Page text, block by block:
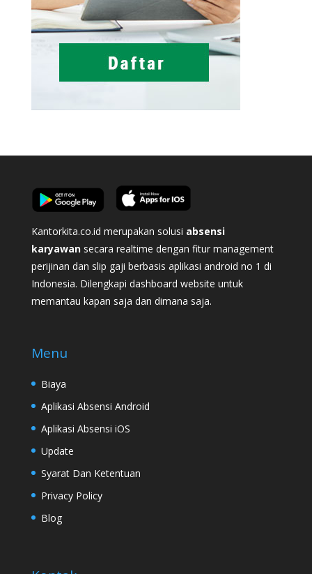
Kantorkita.co.id merupakan solusi absensi
karyawan secara realtime dengan fitur management
perijinan dan slip gaji berbasis aplikasi android no 1 di
Indonesia. Dilengkapi dashboard website untuk
memantau kapan saja dan dimana saja.
Menu
Biaya
Aplikasi Absensi Android
Aplikasi Absensi iOS
Update
Syarat Dan Ketentuan
Privacy Policy
Blog